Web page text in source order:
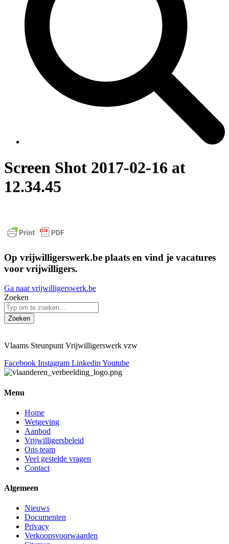
Screen Shot 2017-02-16 at
12.34.45
Op vrijwilligerswerk.be plaats en vind je vacatures
voor vrijwilligers.
Ga naar vrijwilligerswerk.be
Zoeken
Zoeken
Vlaams Steunpunt Vrijwilligerswerk vzw
Facebook Instagram Linkedin Youtube
Menu
Home
Wetgeving
Aanbod
Vrijwilligersbeleid
Ons team
Veel gestelde vragen
Contact
Algemeen
Nieuws
Documenten
Privacy
Verkoopsvoorwaarden